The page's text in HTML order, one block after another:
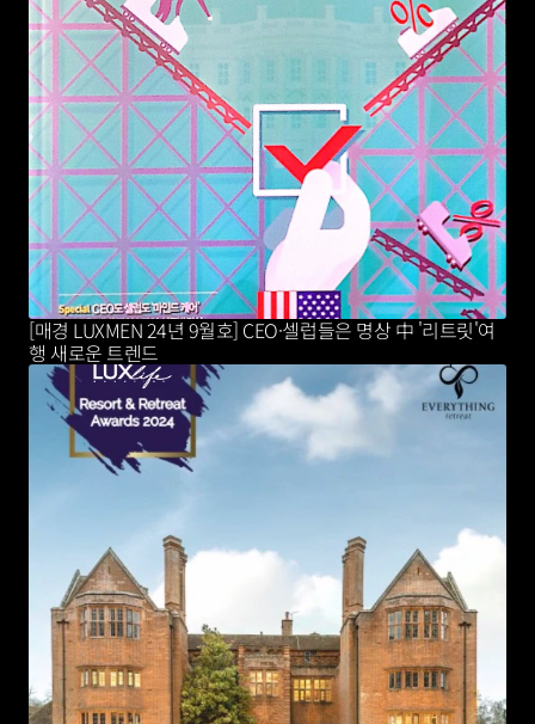
[매경 LUXMEN 24년 9월호] CEO·셀럽들은 명상 中 '리트릿'여
행 새로운 트렌드